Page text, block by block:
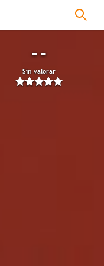
--
Sin valorar